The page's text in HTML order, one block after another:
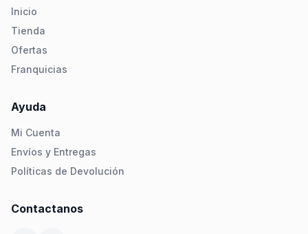
Inicio
Tienda
Ofertas
Franquicias
Ayuda
Mi Cuenta
Envíos y Entregas
Políticas de Devolución
Contactanos